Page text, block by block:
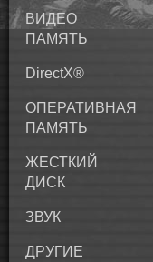
ВИДЕО
ПАМЯТЬ
DirectX®
ОПЕРАТИВНАЯ
ПАМЯТЬ
ЖЕСТКИЙ
ДИСК
ЗВУК
ДРУГИЕ